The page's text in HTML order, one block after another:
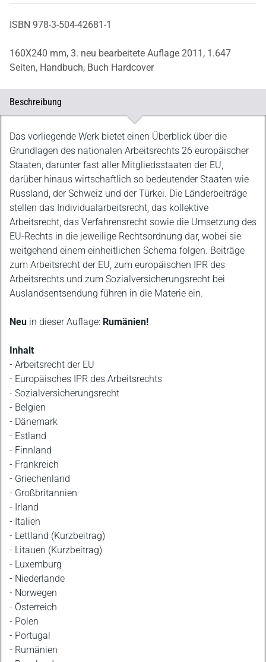
ISBN 978-3-504-42681-1
160X240 mm, 3. neu bearbeitete Auflage 2011, 1.647
Seiten, Handbuch, Buch Hardcover
Beschreibung
Beschreibung
Das vorliegende Werk bietet einen Überblick über die
Grundlagen des nationalen Arbeitsrechts 26 europäischer
Staaten, darunter fast aller Mitgliedsstaaten der EU,
darüber hinaus wirtschaftlich so bedeutender Staaten wie
Russland, der Schweiz und der Türkei. Die Länderbeiträge
stellen das Individualarbeitsrecht, das kollektive
Arbeitsrecht, das Verfahrensrecht sowie die Umsetzung des
EU-Rechts in die jeweilige Rechtsordnung dar, wobei sie
weitgehend einem einheitlichen Schema folgen. Beiträge
zum Arbeitsrecht der EU, zum europäischen IPR des
Arbeitsrechts und zum Sozialversicherungsrecht bei
Auslandsentsendung führen in die Materie ein.
Neu in dieser Auflage: Rumänien!
Inhalt
- Arbeitsrecht der EU
- Europäisches IPR des Arbeitsrechts
- Sozialversicherungsrecht
- Belgien
- Dänemark
- Estland
- Finnland
- Frankreich
- Griechenland
- Großbritannien
- Irland
- Italien
- Lettland (Kurzbeitrag)
- Litauen (Kurzbeitrag)
- Luxemburg
- Niederlande
- Norwegen
- Österreich
- Polen
- Portugal
- Rumänien